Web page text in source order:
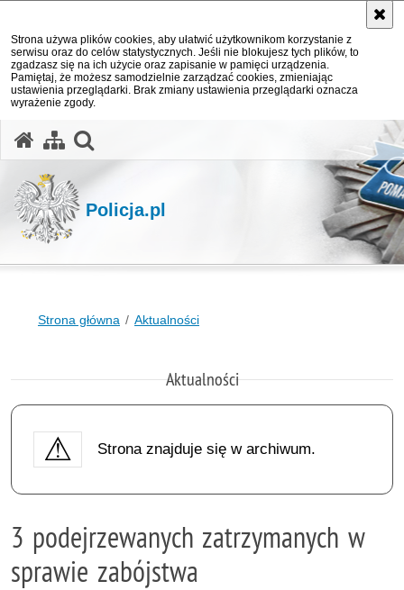
Strona używa plików cookies, aby ułatwić użytkownikom korzystanie z
serwisu oraz do celów statystycznych. Jeśli nie blokujesz tych plików, to
zgadzasz się na ich użycie oraz zapisanie w pamięci urządzenia.
Pamiętaj, że możesz samodzielnie zarządzać cookies, zmieniając
ustawienia przeglądarki. Brak zmiany ustawienia przeglądarki oznacza
wyrażenie zgody.
Policja.pl
Strona główna Aktualności
Aktualności
Strona znajduje się w archiwum.
3 podejrzewanych zatrzymanych w
sprawie zabójstwa